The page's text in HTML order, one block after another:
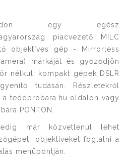
egy egész
piacvezető MILC
objektíves gép - Mirrorless
márkáját és győződjön
nélküli kompakt gépek DSLR
tudásán. Részletekről
a teddprobara.hu oldalon vagy
PONTON.
már közvetlenül lehet
objektíveket foglalni a
menüpontján.